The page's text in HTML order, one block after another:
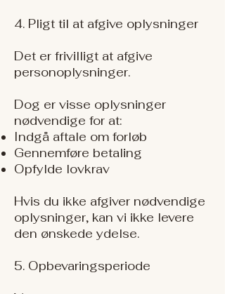
4. Pligt til at afgive oplysninger
Det er frivilligt at afgive
personoplysninger.
Dog er visse oplysninger
nødvendige for at:
Indgå aftale om forløb
Gennemføre betaling
Opfylde lovkrav
Hvis du ikke afgiver nødvendige
oplysninger, kan vi ikke levere
den ønskede ydelse.
5. Opbevaringsperiode